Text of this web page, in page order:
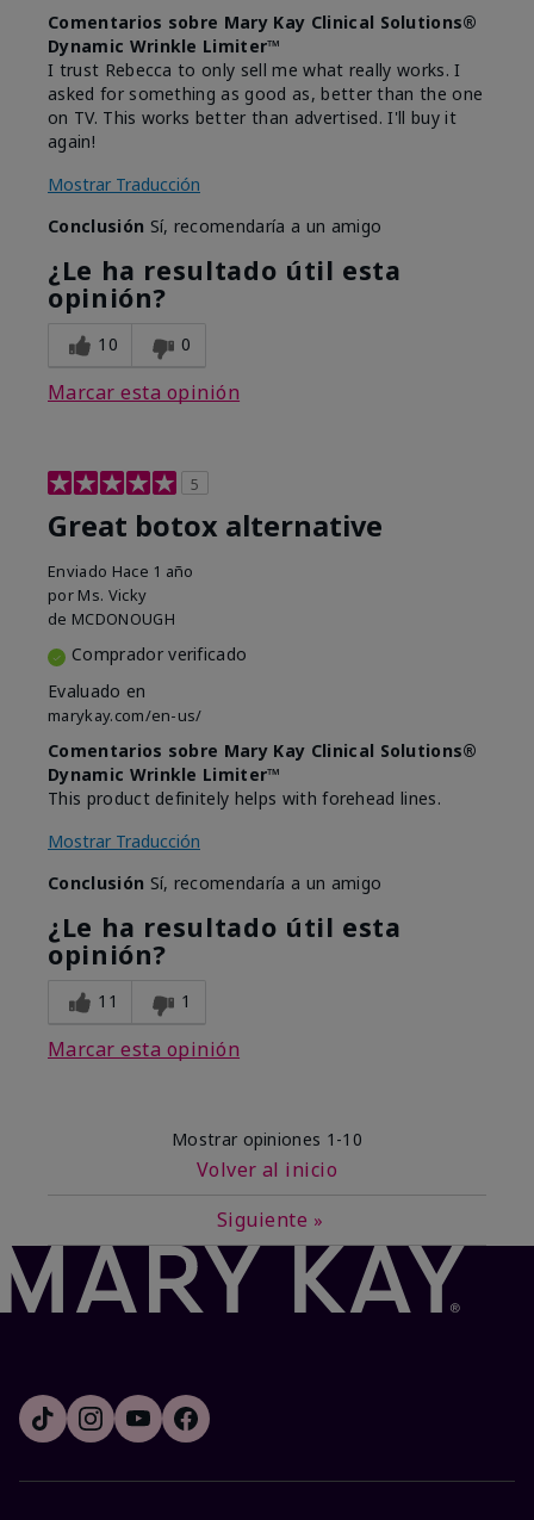
Comentarios sobre Mary Kay Clinical Solutions®
Dynamic Wrinkle Limiter™
I trust Rebecca to only sell me what really works. I
asked for something as good as, better than the one
on TV. This works better than advertised. I'll buy it
again!
Mostrar Traducción
Conclusión Sí, recomendaría a un amigo
¿Le ha resultado útil esta
opinión?
10 0
Marcar esta opinión
5
Great botox alternative
Enviado Hace 1 año
por Ms. Vicky
de MCDONOUGH
Comprador verificado
Evaluado en
marykay.com/en-us/
Comentarios sobre Mary Kay Clinical Solutions®
Dynamic Wrinkle Limiter™
This product definitely helps with forehead lines.
Mostrar Traducción
Conclusión Sí, recomendaría a un amigo
¿Le ha resultado útil esta
opinión?
11 1
Marcar esta opinión
Mostrar opiniones 1-10
Volver al inicio
Siguiente »